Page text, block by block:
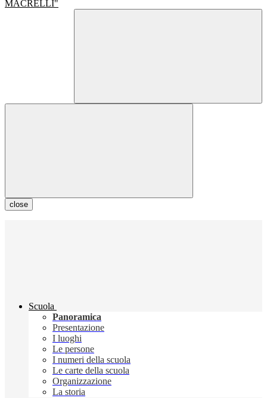
close
Scuola
Panoramica
Presentazione
I luoghi
Le persone
I numeri della scuola
Le carte della scuola
Organizzazione
La storia